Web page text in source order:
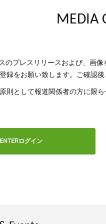
MEDIA
のプレスリリースおよび、画
をお願い致します。ご確認後
則として報道関係者の方に限
ログイン